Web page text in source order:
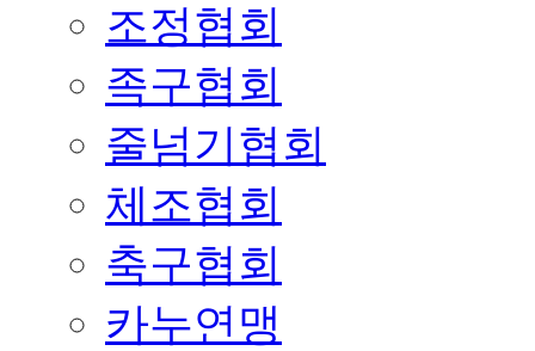
조정협회
족구협회
줄넘기협회
체조협회
축구협회
카누연맹